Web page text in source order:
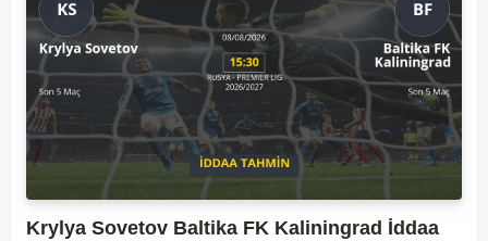
Krylya Sovetov Baltika FK Kaliningrad İddaa